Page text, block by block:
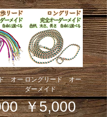
オー ロングリード オー
ダーメイド
価格
￥5,000